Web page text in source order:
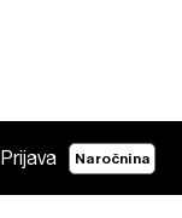
Prijava Naročnina